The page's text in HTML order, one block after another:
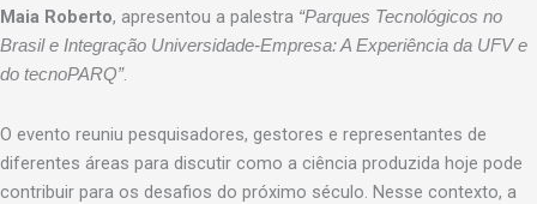
Maia Roberto, apresentou a palestra “Parques Tecnológicos no
Brasil e Integração Universidade-Empresa: A Experiência da UFV e
do tecnoPARQ”.
O evento reuniu pesquisadores, gestores e representantes de
diferentes áreas para discutir como a ciência produzida hoje pode
contribuir para os desafios do próximo século. Nesse contexto, a